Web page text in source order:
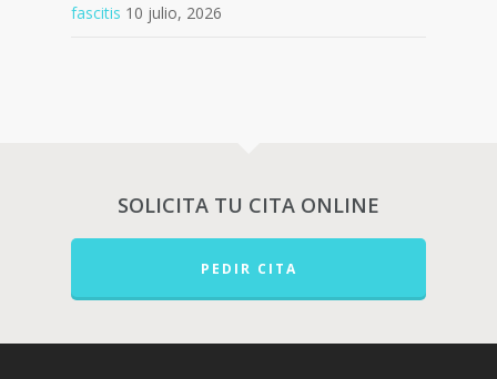
fascitis 10 julio, 2026
SOLICITA TU CITA ONLINE
PEDIR CITA